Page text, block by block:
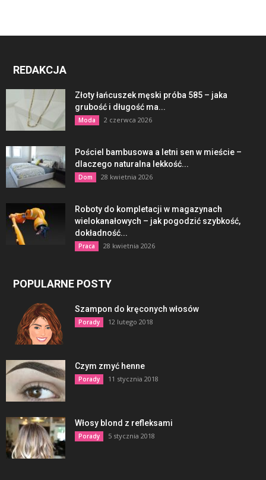
REDAKCJA
Złoty łańcuszek męski próba 585 – jaka
grubość i długość ma...
Moda 2 czerwca 2026
Pościel bambusowa a letni sen w mieście –
dlaczego naturalna lekkość...
Dom 28 kwietnia 2026
Roboty do kompletacji w magazynach
wielokanałowych – jak pogodzić szybkość,
dokładność...
Praca 28 kwietnia 2026
POPULARNE POSTY
Szampon do kręconych włosów
Porady 12 lutego 2018
Czym zmyć henne
Porady 11 stycznia 2018
Włosy blond z refleksami
Porady 5 stycznia 2018